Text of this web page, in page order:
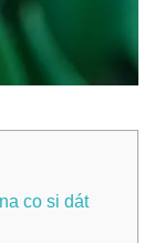
co si dát